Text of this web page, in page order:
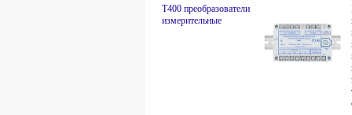
Т400 преобразователи
измерительные